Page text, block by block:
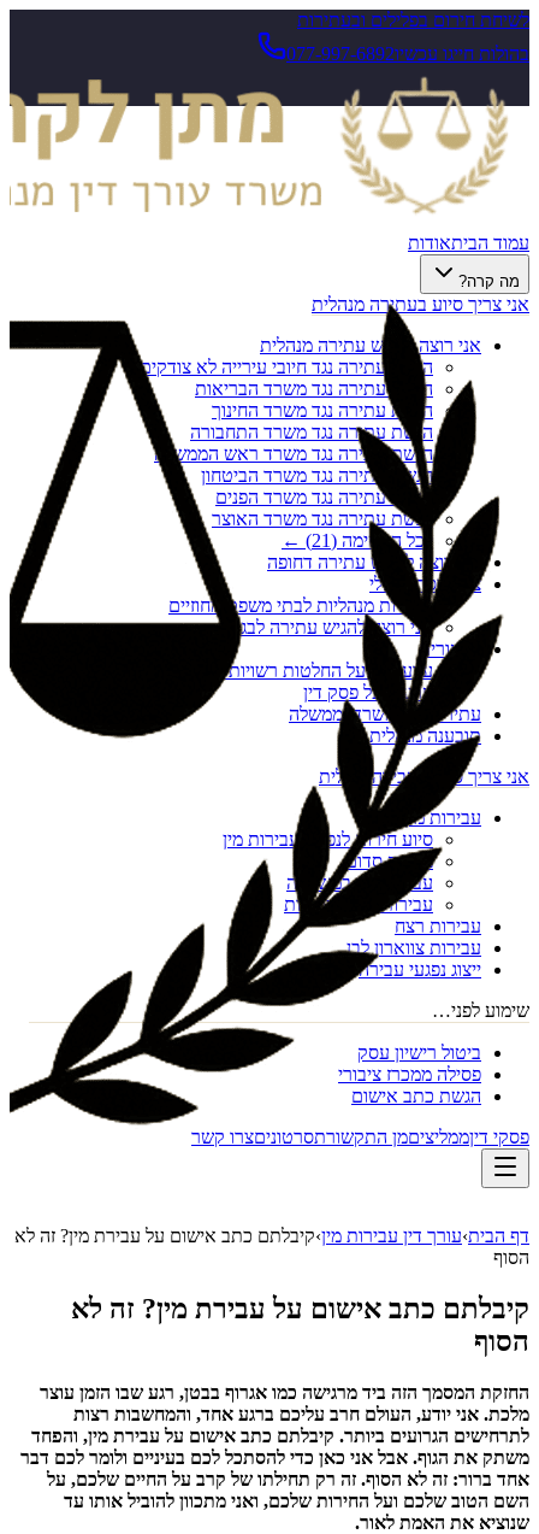
לשיחת חירום בפלילים ובעתירות
בהולות חייגו עכשיו077-997-6892
עמוד הביתאודות
מה קרה?
אני צריך סיוע בעתירה מנהלית
אני רוצה להגיש עתירה מנהלית
הגשת עתירה נגד חיובי עירייה לא צודקים
הגשת עתירה נגד משרד הבריאות
הגשת עתירה נגד משרד החינוך
הגשת עתירה נגד משרד התחבורה
הגשת עתירה נגד משרד ראש הממשלה
הגשת עתירה נגד משרד הביטחון
הגשת עתירה נגד משרד הפנים
הגשת עתירה נגד משרד האוצר
לכל הרשימה (21
) ←
אני רוצה להגיש עתירה דחופה
צו הריסה מנהלי
עתירות מנהליות לבתי משפט מחוזיים
אני רוצה להגיש עתירה לבג"ץ
ערעורים
ערעורים על החלטות רשויות מקומיות
ערעור על פסק דין
עתירות נגד משרדי ממשלה
תובענה מנהלית
אני צריך סיוע בעבירה פלילית
עבירות מין
סיוע חירום לנפגעי עבירות מין
מעשה סדום
עבירות מין במשפחה
עבירות מין דיגיטליות
עבירות רצח
עבירות צווארון לבן
ייצוג נפגעי עבירה
שימוע לפני…
ביטול רישיון עסק
פסילה ממכרז ציבורי
הגשת כתב אישום
פסקי דיןממליציםמן התקשורתסרטוניםצרו קשר
דף הבית›עורך דין עבירות מין›קיבלתם כתב אישום על עבירת מין? זה לא
הסוף
קיבלתם כתב אישום על עבירת מין? זה לא
הסוף
החזקת המסמך הזה ביד מרגישה כמו אגרוף בבטן, רגע שבו הזמן עוצר
מלכת. אני יודע, העולם חרב עליכם ברגע אחד, והמחשבות רצות
לתרחישים הגרועים ביותר. קיבלתם כתב אישום על עבירת מין, והפחד
משתק את הגוף. אבל אני כאן כדי להסתכל לכם בעיניים ולומר לכם דבר
אחד ברור: זה לא הסוף. זה רק תחילתו של קרב על החיים שלכם, על
השם הטוב שלכם ועל החירות שלכם, ואני מתכוון להוביל אותו עד
שנוציא את האמת לאור.